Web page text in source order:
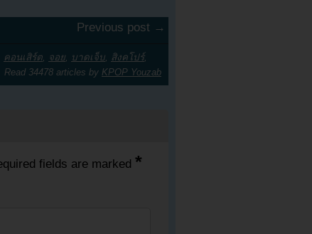
Previous post →
คอนเสิร์ต, จอย, บาดเจ็บ, สิงคโปร์,
Read 34478 articles by KPOP Youzab
fields are marked *